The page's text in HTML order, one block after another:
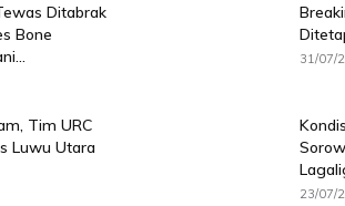
Ditabrak
Bone
31/07/
Tim URC
Luwu Utara
23/07/